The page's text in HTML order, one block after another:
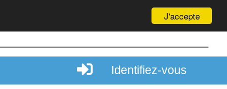
J'accepte
Identifiez-vous